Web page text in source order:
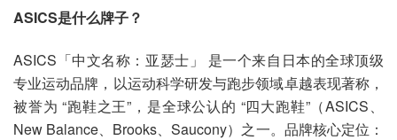
ASICS是什么牌子？
ASICS「中文名称：亚瑟士」 是一个来自日本的全球顶级
专业运动品牌，以运动科学研发与跑步领域卓越表现著称，
被誉为 “跑鞋之王”，是全球公认的 “四大跑鞋”（ASICS、
New Balance、Brooks、Saucony）之一。品牌核心定位：